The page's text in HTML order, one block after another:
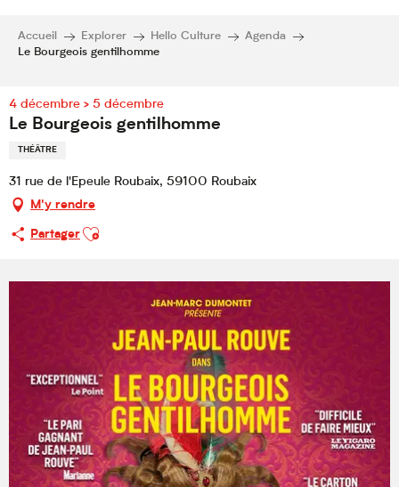
Accueil Explorer Hello Culture
Agenda
Le Bourgeois gentilhomme
4 décembre > 5 décembre
Le Bourgeois gentilhomme
THÉÂTRE
31 rue de l'Epeule Roubaix, 59100 Roubaix
M'y rendre
Partager
Ajouter aux favoris